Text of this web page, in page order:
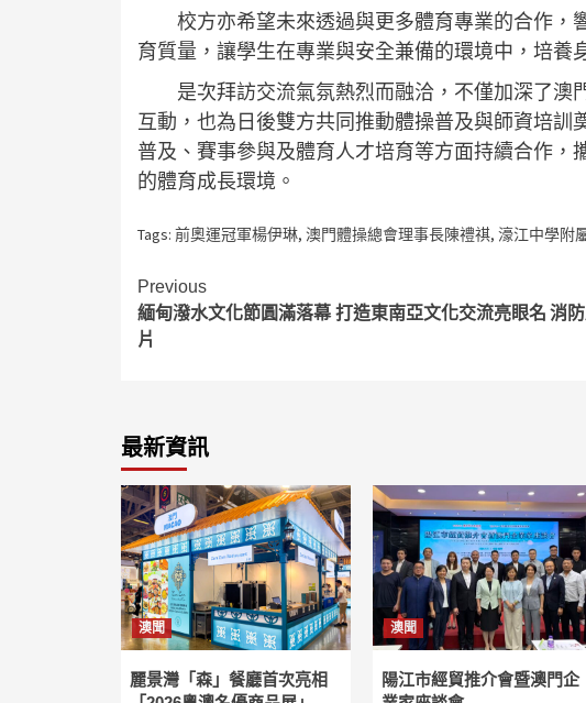
校方亦希望未來透過與更多體育專業的合作，
育質量，讓學生在專業與安全兼備的環境中，培養
是次拜訪交流氣氛熱烈而融洽，不僅加深了澳
互動，也為日後雙方共同推動體操普及與師資培
普及、賽事參與及體育人才培育等方面持續合作
的體育成長環境。
Tags: 前奧運冠軍楊伊琳, 澳門體操總會理事長陳禮祺, 濠江中學附
Continue
Reading
Previous
緬甸潑水文化節圓滿落幕 打造東南亞文化交流亮眼名
片
消
最新資訊
澳聞
麗景灣「森」餐廳首次亮相
澳聞
陽江市經貿推介會暨澳門企